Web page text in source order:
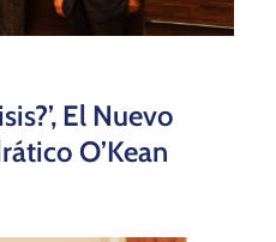
El Nuevo
O’Kean